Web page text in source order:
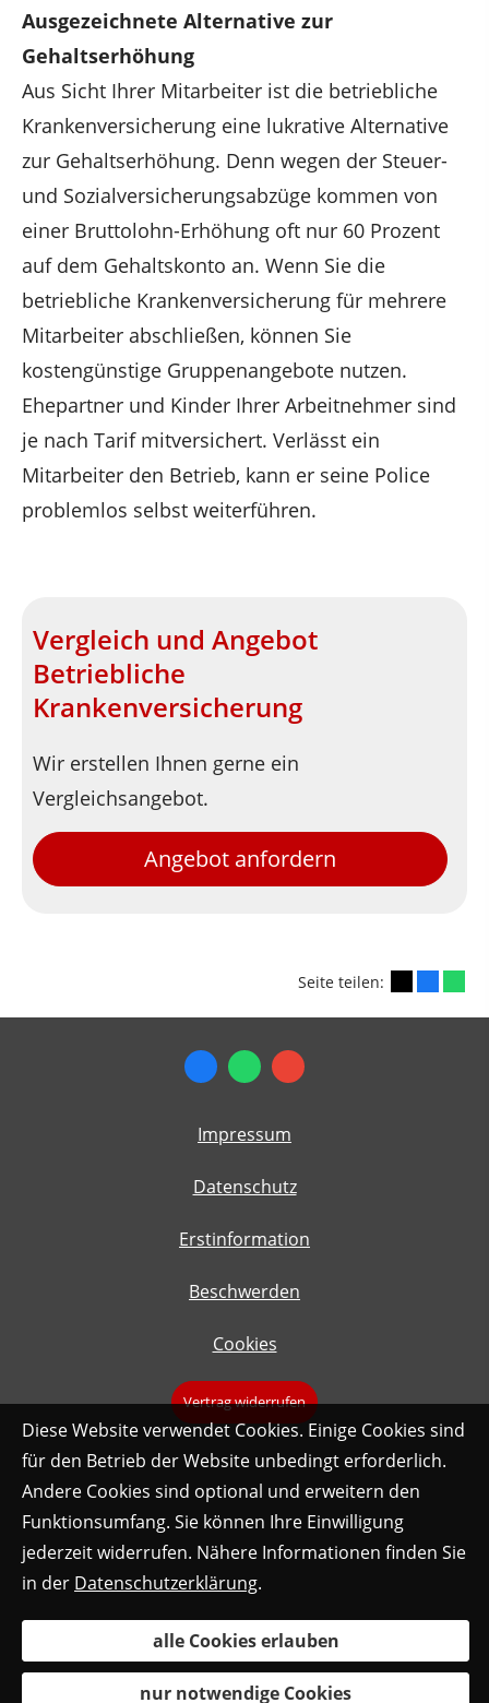
Ausgezeichnete Alternative zur
Gehaltserhöhung
Aus Sicht Ihrer Mitarbeiter ist die betriebliche
Krankenversicherung eine lukrative Alternative
zur Gehaltserhöhung. Denn wegen der Steuer-
und Sozialversicherungsabzüge kommen von
einer Bruttolohn-Erhöhung oft nur 60 Prozent
auf dem Gehaltskonto an. Wenn Sie die
betriebliche Krankenversicherung für mehrere
Mitarbeiter abschließen, können Sie
kostengünstige Gruppenangebote nutzen.
Ehepartner und Kinder Ihrer Arbeitnehmer sind
je nach Tarif mitversichert. Verlässt ein
Mitarbeiter den Betrieb, kann er seine Police
problemlos selbst weiterführen.
Vergleich und Angebot
Betriebliche
Krankenversicherung
Wir erstellen Ihnen gerne ein
Vergleichsangebot.
Angebot anfordern
Seite teilen:
Impressum
Datenschutz
Erstinformation
Beschwerden
Cookies
Vertrag widerrufen
Diese Website verwendet Cookies. Einige Cookies sind
für den Betrieb der Website unbedingt erforderlich.
Andere Cookies sind optional und erweitern den
Funktionsumfang. Sie können Ihre Einwilligung
jederzeit widerrufen. Nähere Informationen finden Sie
in der Datenschutzerklärung.
alle Cookies erlauben
nur notwendige Cookies